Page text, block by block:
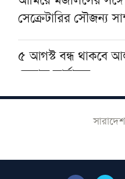
সেক্রেটারির সৌজন্য
৫ আগস্ট বন্ধ থাকবে
বেফাক কার্যালয়
হেজবুত তাওহীদ কেন
সারাদেশ